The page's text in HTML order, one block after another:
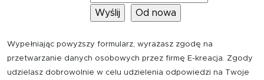
Wypełniając powyższy formularz, wyrażasz zgodę na
przetwarzanie danych osobowych przez firmę E-kreacja. Zgody
udzielasz dobrowolnie w celu udzielenia odpowiedzi na Twoje